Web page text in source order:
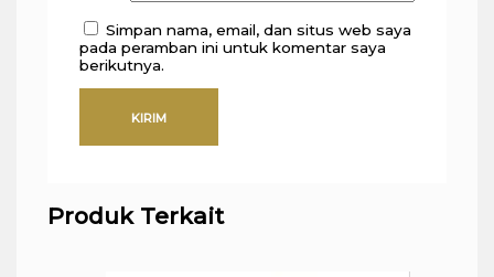
Simpan nama, email, dan situs web saya
pada peramban ini untuk komentar saya
berikutnya.
Produk Terkait